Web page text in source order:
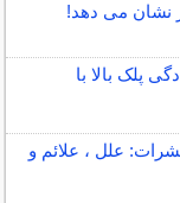
پلک بالا با
علل ، علائم و